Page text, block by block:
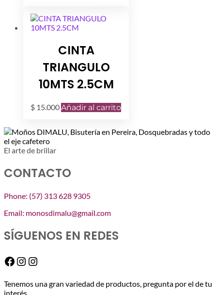
$ 7.500.
CINTA
TRIANGULO
10MTS 2.5CM
$ 15.000Añadir al carrito
El arte de brillar
CONTACTO
Phone: (57) 313 628 9305
Email: monosdimalu@gmail.com
SÍGUENOS EN REDES
Facebook
Instagram
Instagram
Tenemos una gran variedad de productos, pregunta por el de tu
interés.